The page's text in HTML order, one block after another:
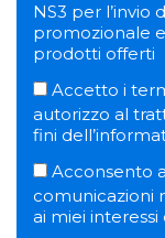
NS3 per l’invio
promozionale
prodotti offerti
Accetto i
autorizzo al
fini
Acconsento
comunicazioni
ai miei